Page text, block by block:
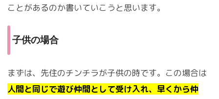
ことがあるのか書いていこうと思います。
子供の場合
まずは、先住のチンチラが子供の時です。この場合は
人間と同じで遊び仲間として受け入れ、早くから仲